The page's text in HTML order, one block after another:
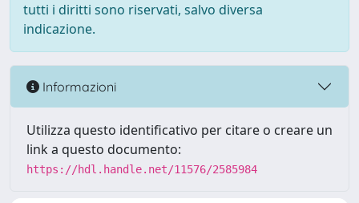
tutti i diritti sono riservati, salvo diversa
indicazione.
Informazioni
Utilizza questo identificativo per citare o creare un
link a questo documento:
https://hdl.handle.net/11576/2585984